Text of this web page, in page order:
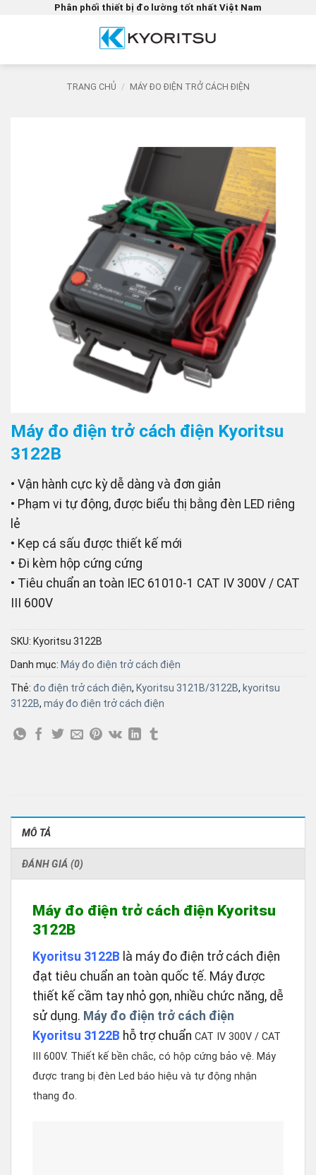
dung
Phân phối thiết bị đo lường tốt nhất Việt Nam
TRANG CHỦ / MÁY ĐO ĐIỆN TRỞ CÁCH ĐIỆN
Máy đo điện trở cách điện Kyoritsu
3122B
• Vận hành cực kỳ dễ dàng và đơn giản
• Phạm vi tự động, được biểu thị bằng đèn LED riêng
lẻ
• Kẹp cá sấu được thiết kế mới
• Đi kèm hộp cứng cứng
• Tiêu chuẩn an toàn IEC 61010-1 CAT IV 300V / CAT
III 600V
SKU: Kyoritsu 3122B
Danh mục: Máy đo điện trở cách điện
Thẻ: đo điện trở cách điện, Kyoritsu 3121B/3122B, kyoritsu
3122B, máy đo điện trở cách điện
MÔ TẢ
ĐÁNH GIÁ (0)
Máy đo điện trở cách điện Kyoritsu
3122B
Kyoritsu 3122B là máy đo điện trở cách điện
đạt tiêu chuẩn an toàn quốc tế. Máy được
thiết kế cầm tay nhỏ gọn, nhiều chức năng, dễ
sử dụng. Máy đo điện trở cách điện
Kyoritsu 3122B hỗ trợ chuẩn CAT IV 300V / CAT
III 600V. Thiết kế bền chắc, có hộp cứng bảo vệ. Máy
được trang bị đèn Led báo hiệu và tự động nhận
thang đo.